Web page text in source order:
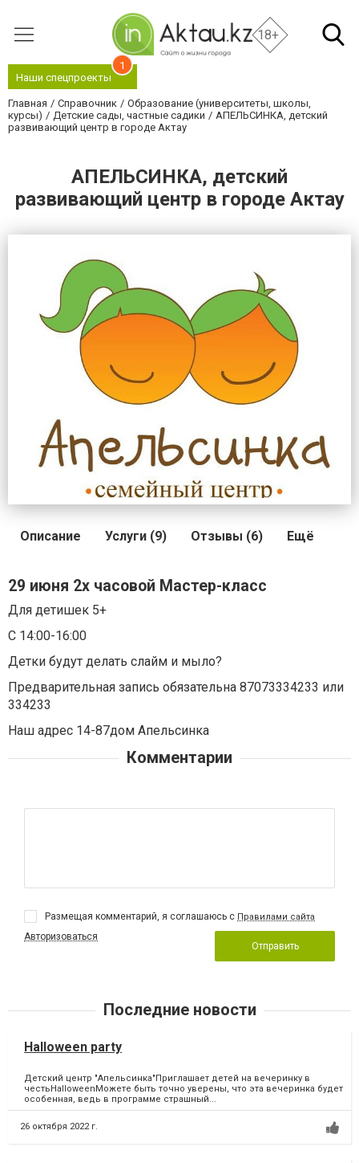
18+
Наши спецпроекты
1
Главная Справочник
Образование (университеты, школы,
курсы)
Детские сады, частные садики
АПЕЛЬСИНКА, детский
развивающий центр в городе Актау
АПЕЛЬСИНКА, детский
развивающий центр в городе Актау
Описание Услуги (9) Отзывы (6) Ещё
29 июня 2х часовой Мастер-класс
Для детишек 5+
С 14:00-16:00
Детки будут делать слайм и мыло?
Предварительная запись обязательна 87073334233 или
334233
Наш адрес 14-87дом Апельсинка
Комментарии
Размещая комментарий, я соглашаюсь с Правилами сайта
Авторизоваться
Отправить
Последние новости
Halloween party
Детский центр "Апельсинка"Приглашает детей на вечеринку в
честьHalloweenМожете быть точно уверены, что эта вечеринка будет
особенная, ведь в программе страшный...
26 октября 2022 г.